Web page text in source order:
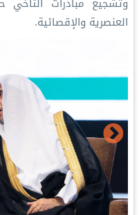
العنصرية والإقصائية.